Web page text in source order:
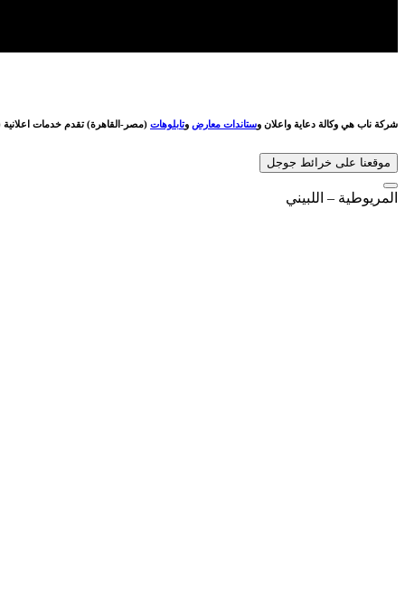
شركة ناب هي وكالة دعاية واعلان وستاندات معارض وتابلوهات (مصر-القاهرة) تقدم خدمات
موقعنا على خرائط جوجل
المريوطية – اللبيني